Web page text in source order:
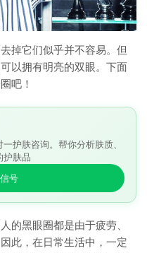
掉它们似乎并不容易。但
以拥有明亮的双眼。下面
吧！
护肤咨询。帮你分析肤质、
护肤品
号
的黑眼圈都是由于疲劳、
此，在日常生活中，一定